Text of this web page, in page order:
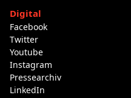
Digital
Facebook
Twitter
Youtube
Instagram
Pressearchiv
LinkedIn